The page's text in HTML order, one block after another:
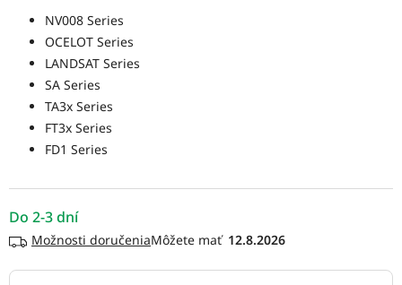
Do 2-3 dní
12.8.2026
Možnosti doručenia
NV008 Series
OCELOT Series
LANDSAT Series
SA Series
TA3x Series
FT3x Series
FD1 Series